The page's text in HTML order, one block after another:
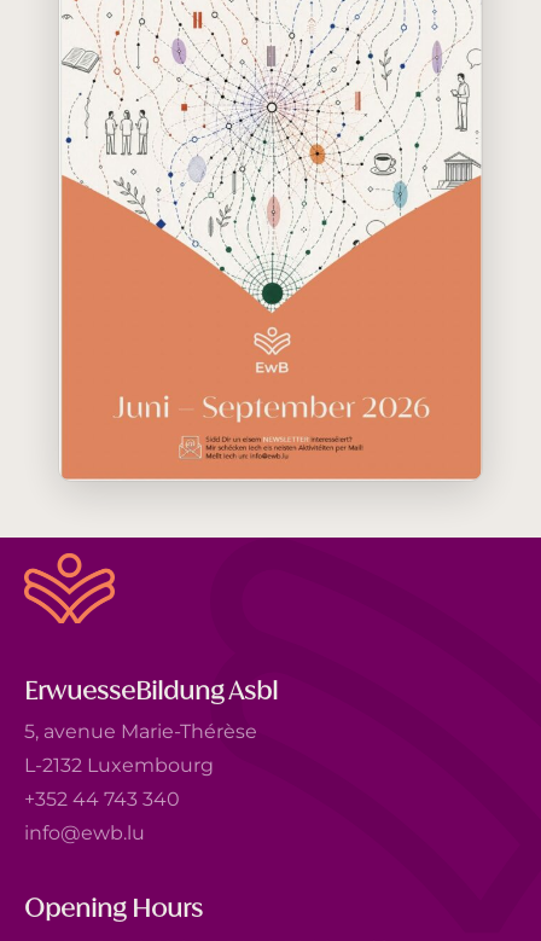
ErwuesseBildung Asbl
5, avenue Marie-Thérèse
L-2132 Luxembourg
+352 44 743 340
info@ewb.lu
Opening Hours